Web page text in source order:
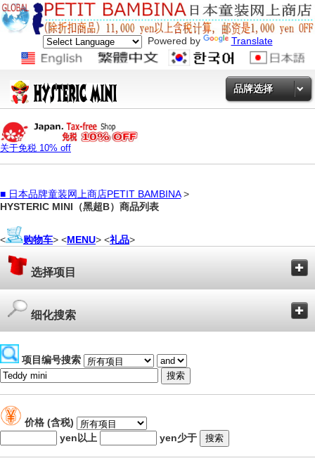
Powered by Translate
品牌选择
关于免税 10% off
■ 日本品牌童装网上商店PETIT BAMBINA>
HYSTERIC MINI（黑超B）商品列表
< 购物车> <MENU> <礼品>
选择项目
细化搜索
项目编号搜索
价格 (含税)
yen以上
yen少于